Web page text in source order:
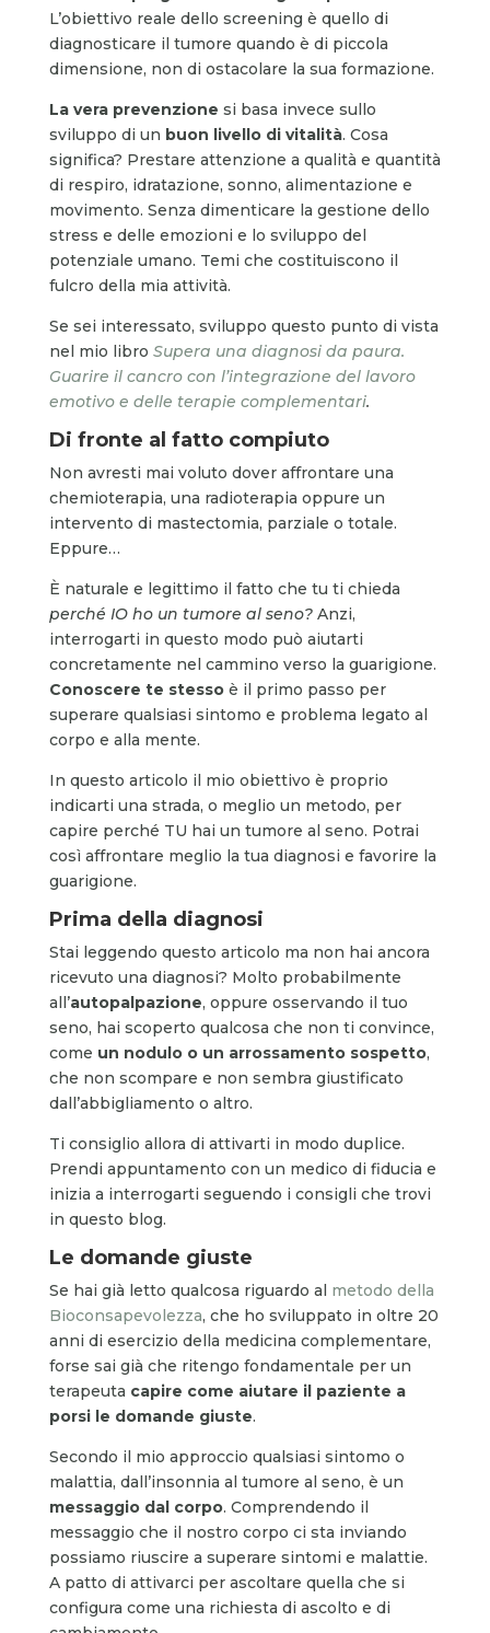
L’obiettivo reale dello screening è quello di
diagnosticare il tumore quando è di piccola
dimensione, non di ostacolare la sua formazione.
La vera prevenzione si basa invece sullo
sviluppo di un buon livello di vitalità. Cosa
significa? Prestare attenzione a qualità e quantità
di respiro, idratazione, sonno, alimentazione e
movimento. Senza dimenticare la gestione dello
stress e delle emozioni e lo sviluppo del
potenziale umano. Temi che costituiscono il
fulcro della mia attività.
Se sei interessato, sviluppo questo punto di vista
nel mio libro Supera una diagnosi da paura.
Guarire il cancro con l’integrazione del lavoro
emotivo e delle terapie complementari.
Di fronte al fatto compiuto
Non avresti mai voluto dover affrontare una
chemioterapia, una radioterapia oppure un
intervento di mastectomia, parziale o totale.
Eppure…
È naturale e legittimo il fatto che tu ti chieda
perché IO ho un tumore al seno? Anzi,
interrogarti in questo modo può aiutarti
concretamente nel cammino verso la guarigione.
Conoscere te stesso è il primo passo per
superare qualsiasi sintomo e problema legato al
corpo e alla mente.
In questo articolo il mio obiettivo è proprio
indicarti una strada, o meglio un metodo, per
capire perché TU hai un tumore al seno. Potrai
così affrontare meglio la tua diagnosi e favorire la
guarigione.
Prima della diagnosi
Stai leggendo questo articolo ma non hai ancora
ricevuto una diagnosi? Molto probabilmente
all’autopalpazione, oppure osservando il tuo
seno, hai scoperto qualcosa che non ti convince,
come un nodulo o un arrossamento sospetto,
che non scompare e non sembra giustificato
dall’abbigliamento o altro.
Ti consiglio allora di attivarti in modo duplice.
Prendi appuntamento con un medico di fiducia e
inizia a interrogarti seguendo i consigli che trovi
in questo blog.
Le domande giuste
Se hai già letto qualcosa riguardo al metodo della
Bioconsapevolezza, che ho sviluppato in oltre 20
anni di esercizio della medicina complementare,
forse sai già che ritengo fondamentale per un
terapeuta capire come aiutare il paziente a
porsi le domande giuste.
Secondo il mio approccio qualsiasi sintomo o
malattia, dall’insonnia al tumore al seno, è un
messaggio dal corpo. Comprendendo il
messaggio che il nostro corpo ci sta inviando
possiamo riuscire a superare sintomi e malattie.
A patto di attivarci per ascoltare quella che si
configura come una richiesta di ascolto e di